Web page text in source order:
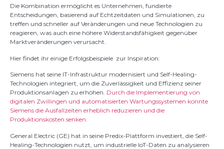
Die Kombination ermöglicht es Unternehmen, fundierte
Entscheidungen, basierend auf Echtzeitdaten und Simulationen, zu
treffen und schneller auf Veränderungen und neue Technologien zu
reagieren, was auch eine höhere Widerstandsfähigkeit gegenüber
Marktveränderungen verursacht.
Hier findet ihr einige Erfolgsbeispiele zur Inspiration:
Siemens hat seine IT-Infrastruktur modernisiert und Self-Healing-
Technologien integriert, um die Zuverlässigkeit und Effizienz seiner
Produktionsanlagen zu erhöhen. Durch die Implementierung von
digitalen Zwillingen und automatisierten Wartungssystemen konnte
Siemens die Ausfallzeiten erheblich reduzieren und die
Produktionskosten senken.
General Electric (GE) hat in seine Predix-Plattform investiert, die Self-
Healing-Technologien nutzt, um industrielle IoT-Daten zu analysieren